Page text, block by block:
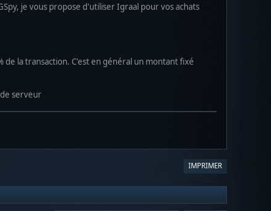
je vous propose d'utiliser Igraal pour vos achats
de la transaction. C'est en général un montant fixé
serveur
IMPRIMER